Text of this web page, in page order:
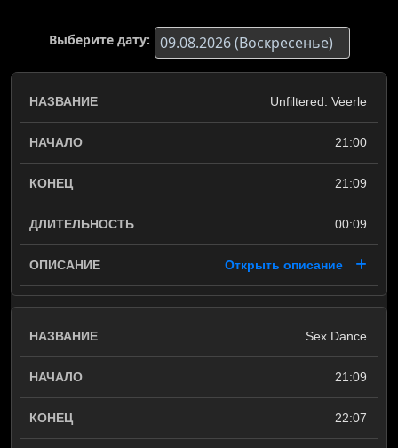
Выберите дату:
Unfiltered. Veerle
21:00
21:09
00:09
Открыть описание
Sex Dance
21:09
22:07